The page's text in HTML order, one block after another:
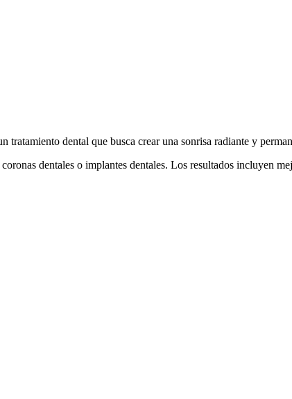
dental que busca crear una sonrisa radiante y
dentales o implantes dentales. Los resultados incluyen